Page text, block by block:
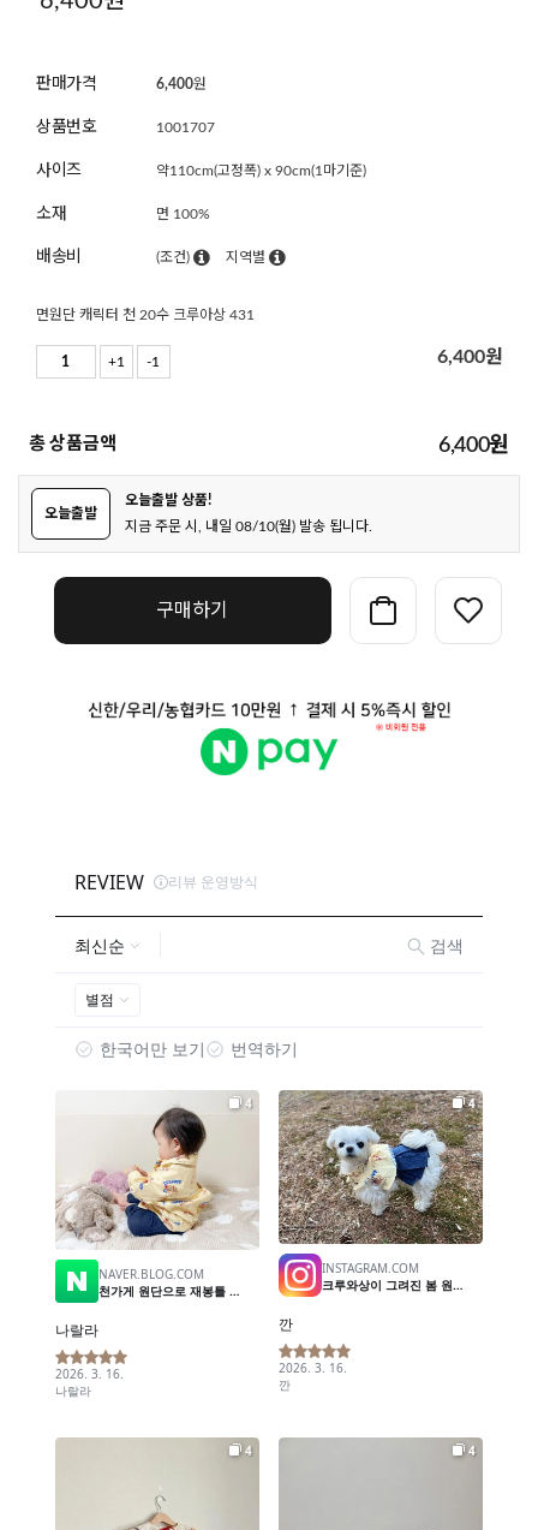
판매가격 6,400원
상품번호 1001707
사이즈 약110cm(고정폭) x 90cm(1마기준)
소재 면 100%
배송비 (조건) 지역별
면원단 캐릭터 천 20수 크루아상 431
+1 -1 6,400원
총 상품금액 6,400원
오늘출발
오늘출발 상품!
지금 주문 시, 내일 08/10(월) 발송 됩니다.
구매하기